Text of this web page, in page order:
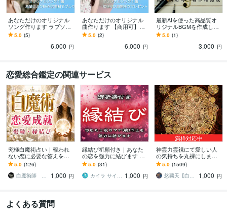
あなただけのオリジナル
ソング作ります ラブソン
グ!アニメソング!記念日ソ
ング！アイドルソング等
5.0 (5)
6,000 円
あなただけのオリジナル
曲作ります 【商用可】ア
イドルソング等も作れま
す。
5.0 (2)
6,000 円
最新AIを使った高品質オ
リジナルBGMを作成しま
す マスタリング処理で、
高品質なBGMをお届けし
5.0 (1)
3,000 円
恋愛総合鑑定の関連サービス
究極白魔術占い｜報われ
ない恋に必要な答えを伝
えます 復縁・片思い・複
雑恋愛｜あの人の本音と
成就への道を導きます
5.0 (126)
白魔術師 ミカエル
1,000 円
縁結び祈願付き｜あなた
の恋を強力に結びます 霊
視鑑定＆恋愛成就を願う
特別ご祈祷付きです
5.0 (31)
カイラ サイキック ミディアム ヒーラー 1,000 円
満枠対応中
神霊力霊視にて愛しい人
の気持ちを丸裸にします
【鑑定歴24年】どんな状
況だろうと幸せな運命を
貴方へ
5.0 (1509)
悠覇天【白魔術縁結び】
1,000 円
よくある質問